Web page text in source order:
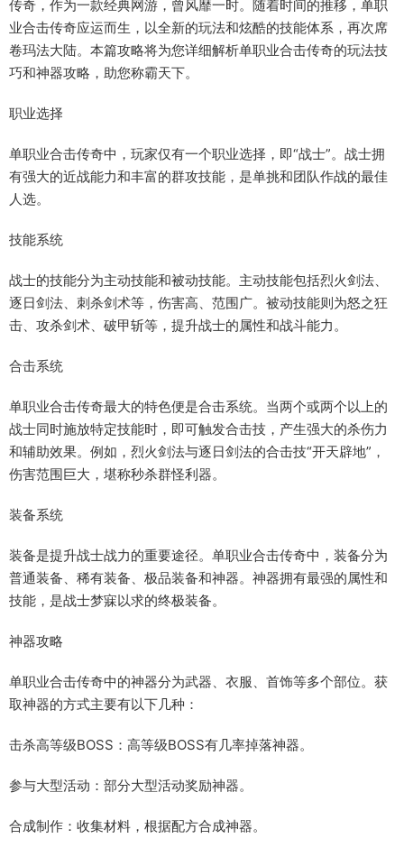
传奇，作为一款经典网游，曾风靡一时。随着时间的推移，单职
业合击传奇应运而生，以全新的玩法和炫酷的技能体系，再次席
卷玛法大陆。本篇攻略将为您详细解析单职业合击传奇的玩法技
巧和神器攻略，助您称霸天下。
职业选择
单职业合击传奇中，玩家仅有一个职业选择，即“战士”。战士拥
有强大的近战能力和丰富的群攻技能，是单挑和团队作战的最佳
人选。
技能系统
战士的技能分为主动技能和被动技能。主动技能包括烈火剑法、
逐日剑法、刺杀剑术等，伤害高、范围广。被动技能则为怒之狂
击、攻杀剑术、破甲斩等，提升战士的属性和战斗能力。
合击系统
单职业合击传奇最大的特色便是合击系统。当两个或两个以上的
战士同时施放特定技能时，即可触发合击技，产生强大的杀伤力
和辅助效果。例如，烈火剑法与逐日剑法的合击技“开天辟地”，
伤害范围巨大，堪称秒杀群怪利器。
装备系统
装备是提升战士战力的重要途径。单职业合击传奇中，装备分为
普通装备、稀有装备、极品装备和神器。神器拥有最强的属性和
技能，是战士梦寐以求的终极装备。
神器攻略
单职业合击传奇中的神器分为武器、衣服、首饰等多个部位。获
取神器的方式主要有以下几种：
击杀高等级BOSS：高等级BOSS有几率掉落神器。
参与大型活动：部分大型活动奖励神器。
合成制作：收集材料，根据配方合成神器。